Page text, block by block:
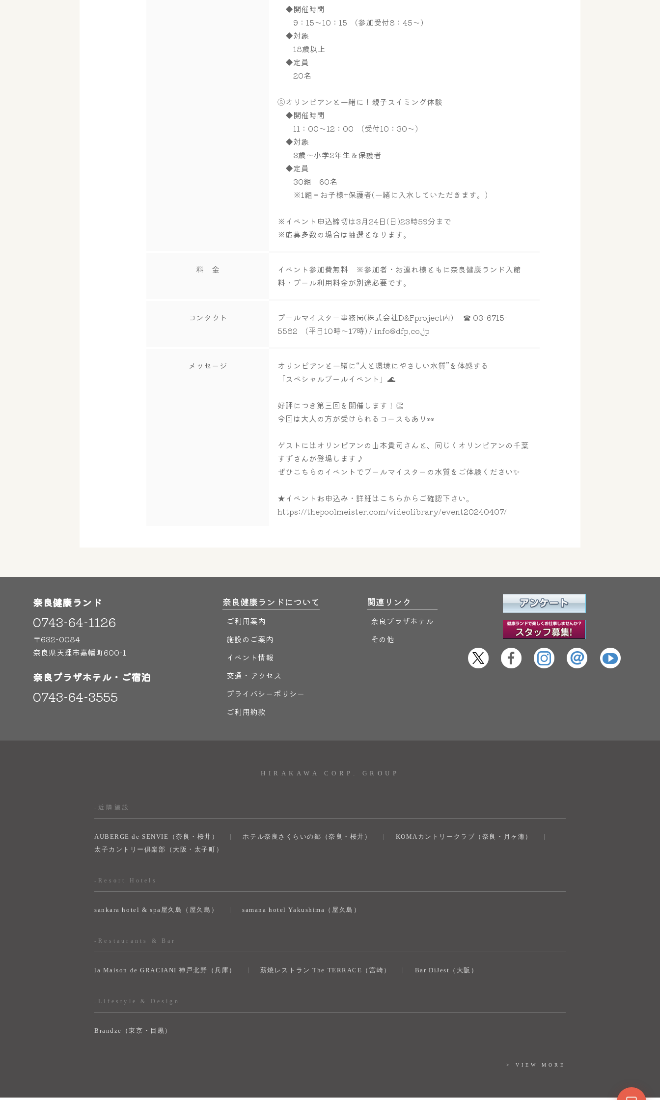
◆開催時間
9：15～10：15 (参加受付8：45～)
◆対象
18歳以上
◆定員
20名
②オリンピアンと一緒に！親子スイミング体験
◆開催時間
11：00～12：00 (受付10：30～)
◆対象
3歳～小学2年生＆保護者
◆定員
30組 60名
※1組＝お子様+保護者(一緒に入水していただきます。)
※イベント申込締切は3月24日(日)23時59分まで
※応募多数の場合は抽選となります。
料 金
イベント参加費無料 ※参加者・お連れ様ともに奈良健康ランド入館
料・プール利用料金が別途必要です。
コンタクト
プールマイスター事務局(株式会社D&Fproject内) ☎ 03-6715-
5582 (平日10時～17時) /info@dfp.co.jp
メッセージ
オリンピアンと一緒に“人と環境にやさしい水質”を体感する
「スペシャルプールイベント」🌊
好評につき第三回を開催します！👏
今回は大人の方が受けられるコースもあり👀
ゲストにはオリンピアンの山本貴司さんと、同じくオリンピアンの千葉
すずさんが登場します♪
ぜひこちらのイベントでプールマイスターの水質をご体験ください✨
★イベントお申込み・詳細はこちらからご確認下さい。
https://thepoolmeister.com/videolibrary/event20240407/
奈良健康ランド
0743-64-1126
〒632-0084
奈良県天理市嘉幡町600-1
奈良プラザホテル・ご宿泊
0743-64-3555
奈良健康ランドについて
ご利用案内
施設のご案内
イベント情報
交通・アクセス
プライバシーポリシー
ご利用約款
関連リンク
奈良プラザホテル
その他
HIRAKAWA CORP. GROUP
-近隣施設
AUBERGE de SENVIE（奈良・桜井） ホテル奈良さくらいの郷（奈良・桜井）
KOMAカントリークラブ（奈良・月ヶ瀬）
太子カントリー俱楽部（大阪・太子町）
-Resort Hotels
sankara hotel & spa屋久島（屋久島） samana hotel Yakushima（屋久島）
-Restaurants & Bar
la Maison de GRACIANI 神戸北野（兵庫） 薪焼レストラン The TERRACE（宮崎） Bar DiJest（大阪）
-Lifestyle & Design
Brandze（東京・目黒）
> VIEW MORE
奈良健康ランド
AIコンシェルジュ